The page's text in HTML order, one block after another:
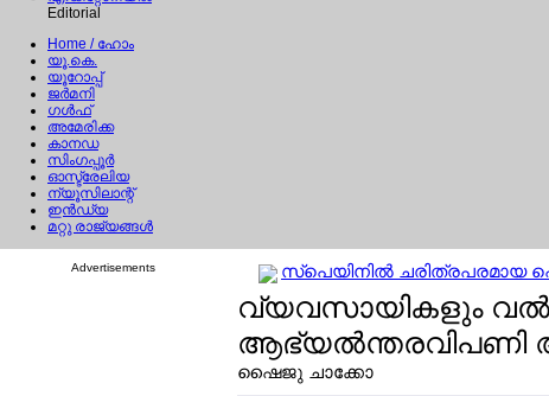
Editorial
Home / ഹോം
യൂ.കെ.
യൂറോപ്പ്
ജര്‍മനി
ഗള്‍ഫ്
അമേരിക്ക
കാനഡ
സിംഗപ്പൂര്‍
ഓസ്ട്രേലിയ
ന്യൂസിലാന്റ്
ഇന്‍ഡ്യ
മറ്റു രാജ്യങ്ങള്‍
Advertisements സ്പെയിനില്‍ ചരിത്രപരമായ
വ്യവസായികളും
ആഭ്യല്‍ന്തരവിപണി
ഷൈജു ചാക്കോ